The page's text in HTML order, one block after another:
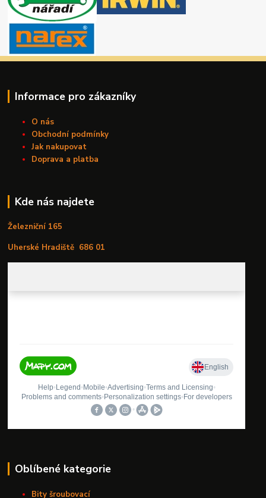
Informace pro zákazníky
O nás
Obchodní podmínky
Jak nakupovat
Doprava a platba
Kde nás najdete
Železniční 165
Uherské Hradiště 686 01
Oblíbené kategorie
Bity šroubovací